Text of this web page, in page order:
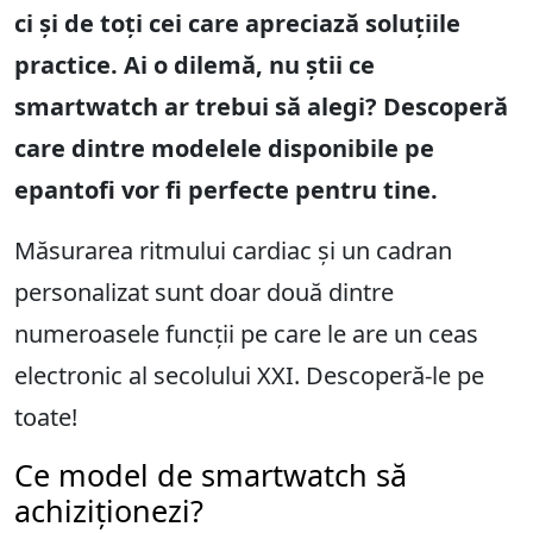
ci și de toți cei care apreciază soluțiile
practice. Ai o dilemă, nu știi ce
smartwatch ar trebui să alegi? Descoperă
care dintre modelele disponibile pe
epantofi vor fi perfecte pentru tine.
Măsurarea ritmului cardiac și un cadran
personalizat sunt doar două dintre
numeroasele funcții pe care le are un ceas
electronic al secolului XXI. Descoperă-le pe
toate!
Ce model de smartwatch să
achiziționezi?